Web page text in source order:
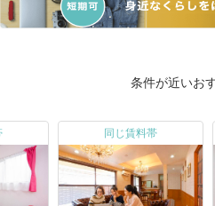
条件が近いお
同じ賃料帯